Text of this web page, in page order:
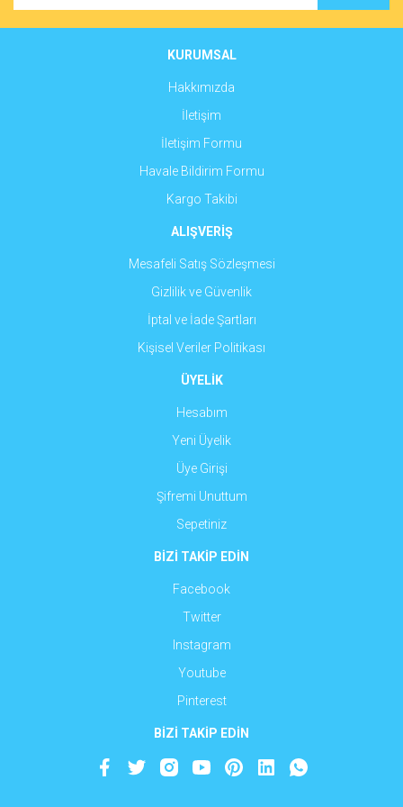
Ürün fiyatı diğer sitelerden daha pahalı.
Gönder
KURUMSAL
Hakkımızda
İletişim
İletişim Formu
Havale Bildirim Formu
Kargo Takibi
ALIŞVERİŞ
Mesafeli Satış Sözleşmesi
Gizlilik ve Güvenlik
İptal ve İade Şartları
Kişisel Veriler Politikası
ÜYELİK
Hesabım
Yeni Üyelik
Üye Girişi
Şifremi Unuttum
Sepetiniz
BİZİ TAKİP EDİN
Facebook
Twitter
Instagram
Youtube
Pinterest
BİZİ TAKİP EDİN